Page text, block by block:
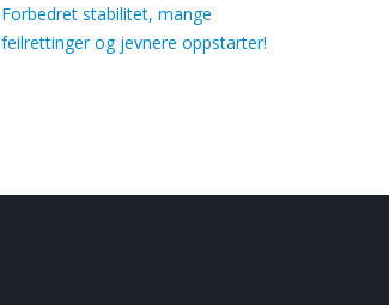
Forbedret stabilitet, mange
feilrettinger og jevnere oppstarter!